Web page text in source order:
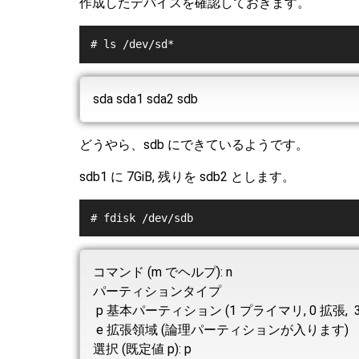
# ls /dev/sd*
sda sda1 sda2 sdb
どうやら、sdb にできているようです。
sdb1 に 7GiB, 残りを sdb2 とします。
# fdisk /dev/sdb
コマンド (m でヘルプ): n
パーティションタイプ
p 基本パーティション (1 プライマリ, 0 拡張,
e 拡張領域 (論理パーティションが入ります)
選択 (既定値 p): p